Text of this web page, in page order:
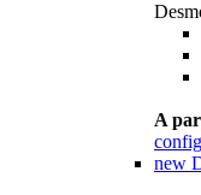
A
new